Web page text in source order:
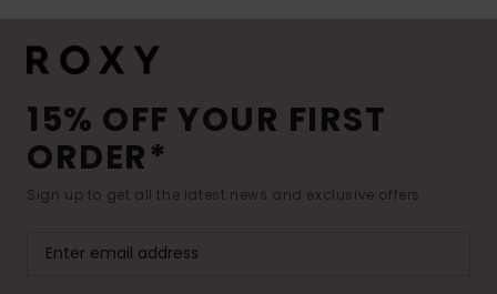
15% OFF YOUR FIRST
ORDER*
Sign up to get all the latest news and exclusive offers.